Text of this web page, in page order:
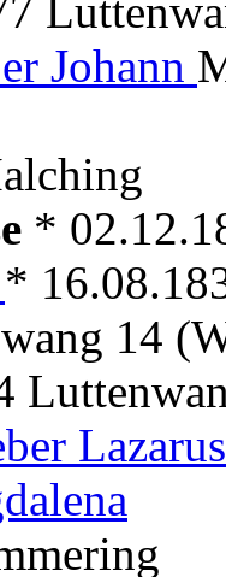
Johann
*
*
14